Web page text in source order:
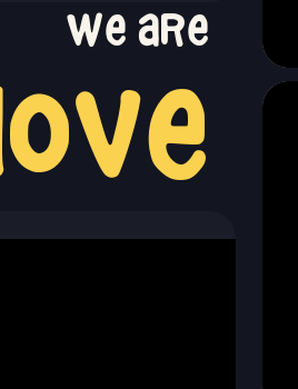
We are